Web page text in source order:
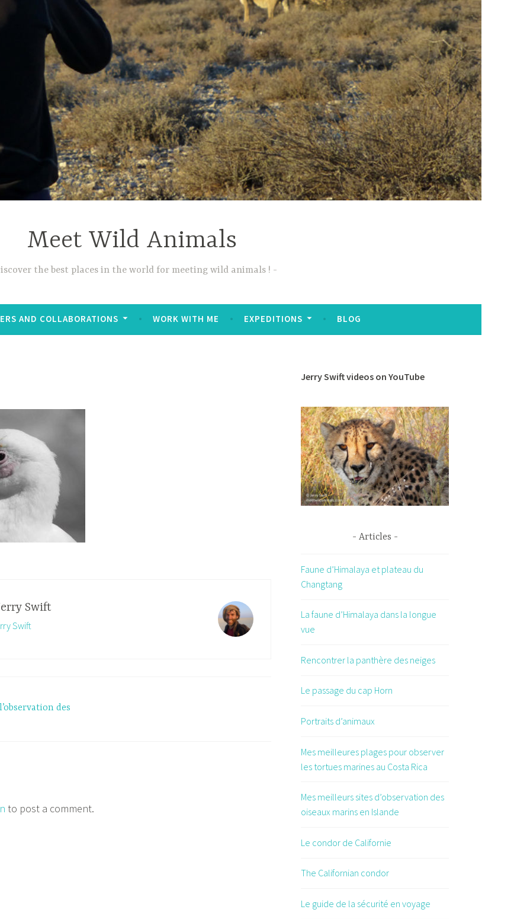
Meet Wild Animals
the best places in the world for meeting wild animals !
AND COLLABORATIONS WORK WITH ME EXPEDITIONS BLOG
Swift
Swift
des
to post a comment.
Jerry Swift videos on YouTube
Articles
Faune d’Himalaya et plateau du
Changtang
La faune d’Himalaya dans la longue
vue
Rencontrer la panthère des neiges
Le passage du cap Horn
Portraits d’animaux
Mes meilleures plages pour observer
les tortues marines au Costa Rica
Mes meilleurs sites d’observation des
oiseaux marins en Islande
Le condor de Californie
The Californian condor
Le guide de la sécurité en voyage